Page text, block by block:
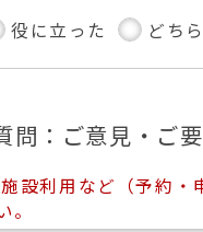
役に立った どち
問：ご意見・ご
設利用など（予約・
。